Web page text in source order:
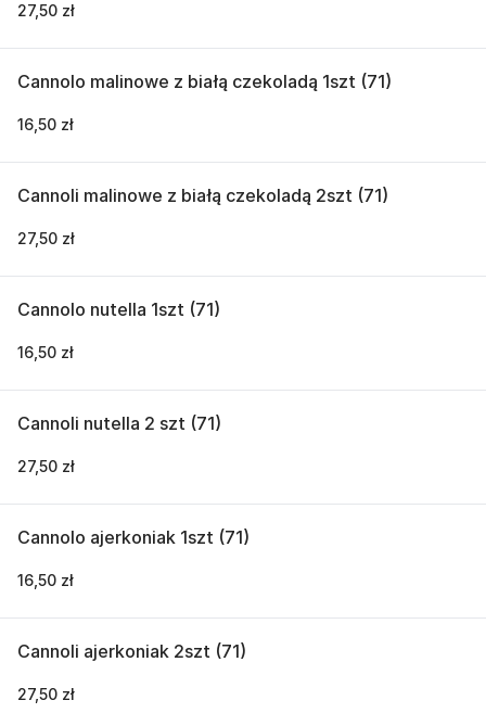
27,50 zł
Cannolo malinowe z białą czekoladą 1szt (71)
16,50 zł
Cannoli malinowe z białą czekoladą 2szt (71)
27,50 zł
Cannolo nutella 1szt (71)
16,50 zł
Cannoli nutella 2 szt (71)
27,50 zł
Cannolo ajerkoniak 1szt (71)
16,50 zł
Cannoli ajerkoniak 2szt (71)
27,50 zł